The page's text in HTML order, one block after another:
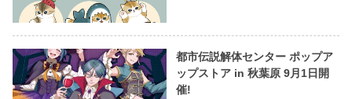
都市伝説解体センター ポップア
ップストア in 秋葉原 9月1日開
催!